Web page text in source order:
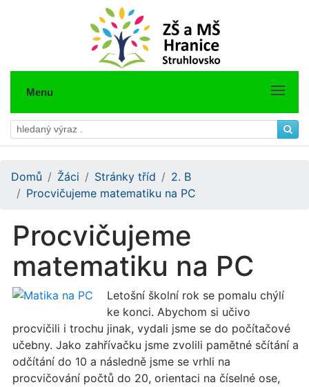
Menu
Domů Žáci Stránky tříd
2. B
Procvičujeme matematiku na PC
Procvičujeme
matematiku na PC
Letošní školní rok se pomalu chýlí
ke konci. Abychom si učivo
procvičili i trochu jinak, vydali jsme se do počítačové
učebny. Jako zahřívačku jsme zvolili pamětné sčítání a
odčítání do 10 a následně jsme se vrhli na
procvičování počtů do 20, orientaci na číselné ose,